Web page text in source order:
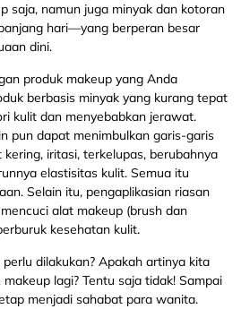
saja, namun juga minyak dan kotoran
hari—yang berperan besar
dini.
produk makeup yang Anda
berbasis minyak yang kurang tepat
kulit dan menyebabkan jerawat.
pun dapat menimbulkan garis-garis
iritasi, terkelupas, berubahnya
elastisitas kulit. Semua itu
Selain itu, pengaplikasian riasan
alat makeup (brush dan
kesehatan kulit.
dilakukan? Apakah artinya kita
lagi? Tentu saja tidak! Sampai
menjadi sahabat para wanita.